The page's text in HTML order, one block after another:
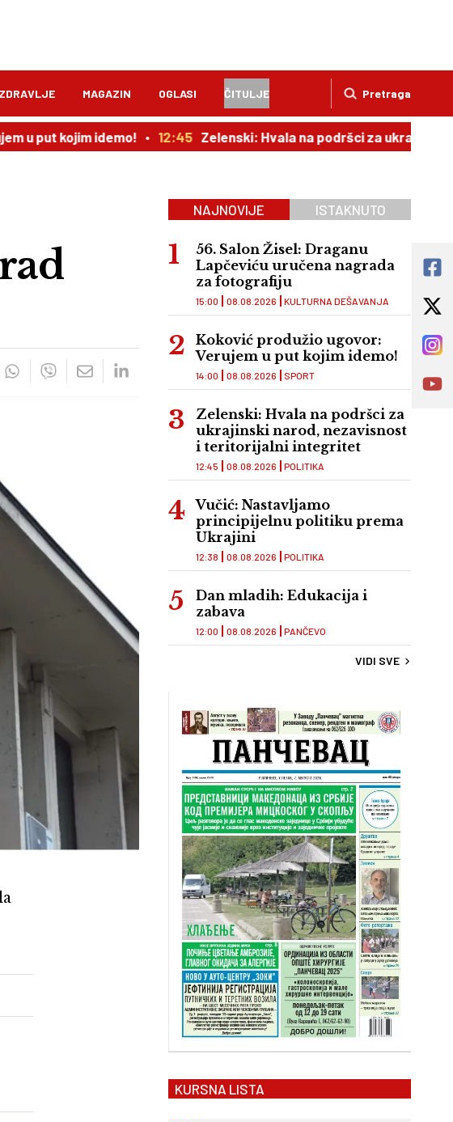
Pretraga
ZDRAVLJE MAGAZIN OGLASI ČITULJE
kojim idemo! 12:45 Zelenski: Hvala na podršci za ukrajinski
NAJNOVIJE ISTAKNUTO
56. Salon Žisel: Draganu
Lapčeviću uručena nagrada
za fotografiju
KULTURNA DEŠAVANJA
15:00 08.08.2026
Koković produžio ugovor:
Verujem u put kojim idemo!
SPORT
14:00 08.08.2026
Zelenski: Hvala na podršci za
ukrajinski narod, nezavisnost
i teritorijalni integritet
POLITIKA
12:45 08.08.2026
Vučić: Nastavljamo
principijelnu politiku prema
Ukrajini
POLITIKA
12:38 08.08.2026
Dan mladih: Edukacija i
zabava
PANČEVO
12:00 08.08.2026
VIDI SVE
KURSNA LISTA